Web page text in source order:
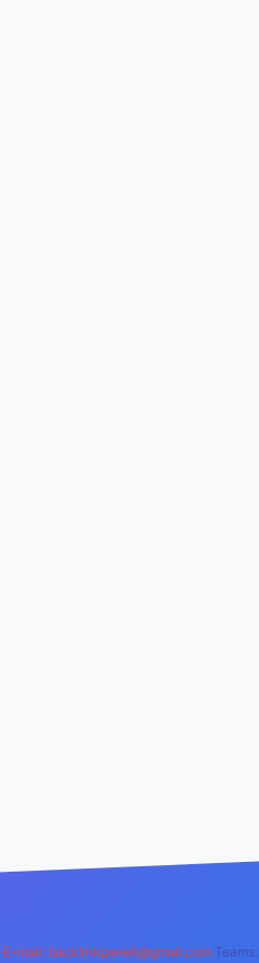
E-mail: backlinkpaneli@gmail.com Teams: